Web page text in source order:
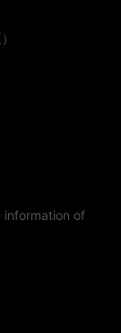
information of